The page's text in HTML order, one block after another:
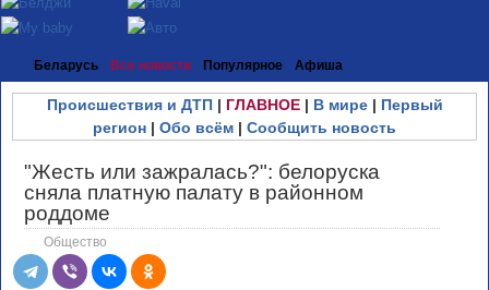
Беларусь Все новости Популярное Афиша
Происшествия и ДТП| ГЛАВНОЕ| В мире| Первый
регион | Обо всём | Сообщить новость
"Жесть или зажралась?": белоруска
сняла платную палату в районном
роддоме
Общество